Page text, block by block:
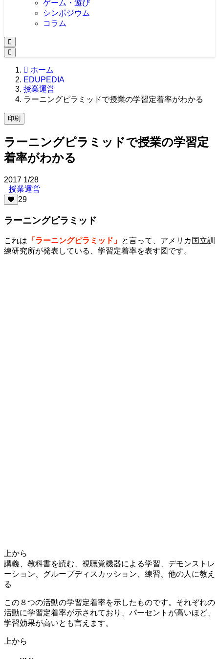
ゲーム・遊び
シンポジウム
コラム
ホーム
EDUPEDIA
授業運営
ラーニングピラミッドで授業の学習定着率がわかる
印刷
ラーニングピラミッドで授業の学習定
着率がわかる
2017 1/28
授業運営
29
ラーニングピラミッド
これは 「ラーニングピラミッド」 と言って、アメリカ国立訓
練研究所が発表している、学習定着率を表す図です。
上から
講義、教科書を読む、視聴覚機器による学習、デモンストレ
ーション、グループディスカッション、練習、他の人に教え
る
この８つの活動の学習定着率を示したものです。それぞれの
活動に学習定着率が示されており、パーセントが高いほど、
学習効果が高いとも言えます。
上から